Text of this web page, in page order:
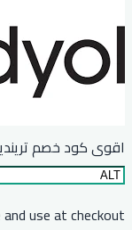
اقوى كود خصم ترينديول خصم ٦٠٪
use at checkout